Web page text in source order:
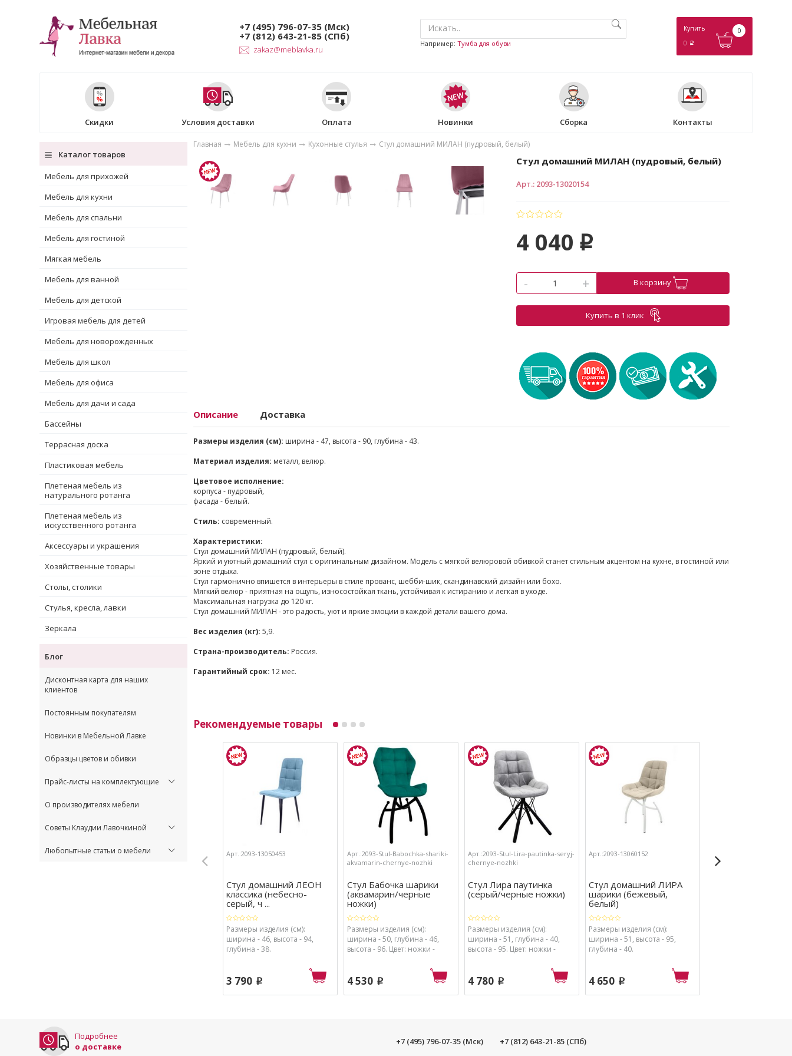
+7 (495) 796-07-35 (Мск)
+7 (812) 643-21-85 (СПб)
zakaz@meblavka.ru
Например: Тумба для обуви
Купить
0 p
0
Скидки Условия доставки Оплата Новинки Сборка Контакты
Каталог товаров
Мебель для прихожей
Мебель для кухни
Мебель для спальни
Мебель для гостиной
Мягкая мебель
Мебель для ванной
Мебель для детской
Игровая мебель для детей
Мебель для новорожденных
Мебель для школ
Мебель для офиса
Мебель для дачи и сада
Бассейны
Террасная доска
Пластиковая мебель
Плетеная мебель из
натурального ротанга
Плетеная мебель из
искусственного ротанга
Аксессуары и украшения
Хозяйственные товары
Столы, столики
Стулья, кресла, лавки
Зеркала
Блог
Дисконтная карта для наших
клиентов
Постоянным покупателям
Новинки в Мебельной Лавке
Образцы цветов и обивки
Прайс-листы на комплектующие
О производителях мебели
Советы Клаудии Лавочкиной
Любопытные статьи о мебели
Главная Мебель для кухни Кухонные стулья Стул домашний МИЛАН (пудровый, белый)
Стул домашний МИЛАН (пудровый, белый)
Арт.: 2093-13020154
4 040 p
- + В корзину
Купить в 1 клик
Описание Доставка
Размеры изделия (см): ширина - 47, высота - 90, глубина - 43.
Материал изделия: металл, велюр.
Цветовое исполнение:
корпуса - пудровый,
фасада - белый.
Стиль: современный.
Характеристики:
Стул домашний МИЛАН (пудровый, белый).
Яркий и уютный домашний стул с оригинальным дизайном. Модель с мягкой велюровой обивкой станет стильным акцентом на кухне, в гостиной или
зоне отдыха.
Стул гармонично впишется в интерьеры в стиле прованс, шебби-шик, скандинавский дизайн или бохо.
Мягкий велюр - приятная на ощупь, износостойкая ткань, устойчивая к истиранию и легкая в уходе.
Максимальная нагрузка до 120 кг.
Стул домашний МИЛАН - это радость, уют и яркие эмоции в каждой детали вашего дома.
Вес изделия (кг): 5,9.
Страна-производитель: Россия.
Гарантийный срок: 12 мес.
Рекомендуемые товары
Арт.:2093-13050453
Стул домашний ЛЕОН
классика (небесно-
серый, ч ...
Размеры изделия (см):
ширина - 46, высота - 94,
глубина - 38.
3 790 p
Арт.:2093-Stul-Babochka-shariki-
akvamarin-chernye-nozhki
Стул Бабочка шарики
(аквамарин/черные
ножки)
Размеры изделия (см):
ширина - 50, глубина - 46,
высота - 96. Цвет: ножки -
4 530 p
Арт.:2093-Stul-Lira-pautinka-seryj-
chernye-nozhki
Стул Лира паутинка
(серый/черные ножки)
Размеры изделия (см):
ширина - 51, глубина - 40,
высота - 95. Цвет: ножки -
4 780 p
Арт.:2093-13060152
Стул домашний ЛИРА
шарики (бежевый,
белый)
Размеры изделия (см):
ширина - 51, высота - 95,
глубина - 40.
4 650 p
Подробнее
о доставке
+7 (495) 796-07-35 (Мск) +7 (812) 643-21-85 (СПб)